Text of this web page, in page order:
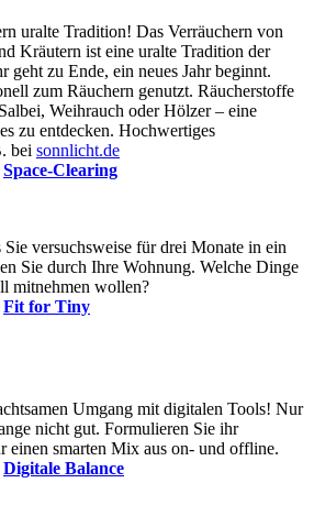
uralte Tradition! Das Verräuchern von
Kräutern ist eine uralte Tradition der
geht zu Ende, ein neues Jahr beginnt.
zum Räuchern genutzt. Räucherstoffe
Weihrauch oder Hölzer – eine
zu entdecken. Hochwertiges
bei sonnlicht.de
Space-Clearing
Sie versuchsweise für drei Monate in ein
Sie durch Ihre Wohnung. Welche Dinge
mitnehmen wollen?
Fit for Tiny
Umgang mit digitalen Tools! Nur
nicht gut. Formulieren Sie ihr
einen smarten Mix aus on- und offline.
Digitale Balance